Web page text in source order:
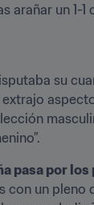
arañar un 1-1
su
pasa por los